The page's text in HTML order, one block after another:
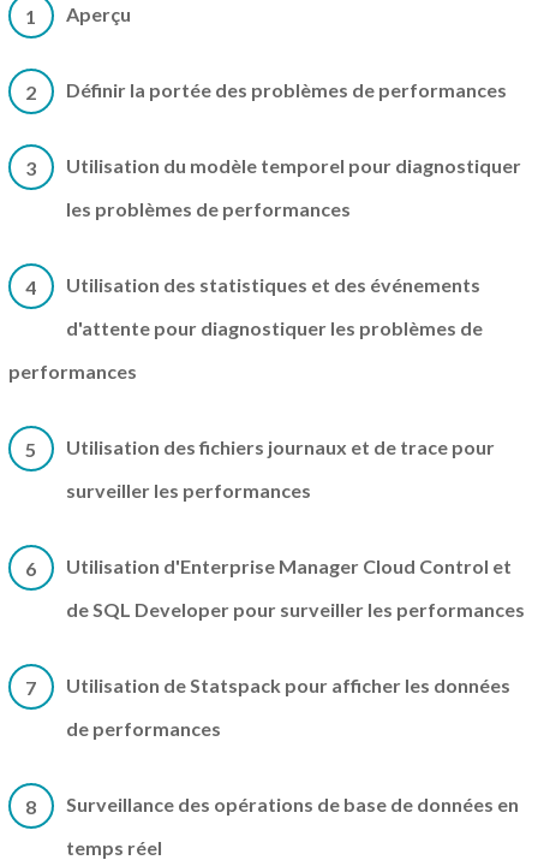
1 Aperçu
2 Définir la portée des problèmes de performances
3
Utilisation du modèle temporel pour diagnostiquer
les problèmes de performances
4
Utilisation des statistiques et des événements
d'attente pour diagnostiquer les problèmes de
performances
5
Utilisation des fichiers journaux et de trace pour
surveiller les performances
6
Utilisation d'Enterprise Manager Cloud Control et
de SQL Developer pour surveiller les performances
7
Utilisation de Statspack pour afficher les données
de performances
8
Surveillance des opérations de base de données en
temps réel